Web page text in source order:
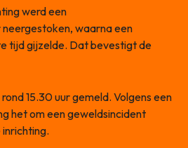
werd een
waarna een
tijd gijzelde. Dat bevestigt de
15.30 uur gemeld. Volgens een
het om een geweldsincident
inrichting.